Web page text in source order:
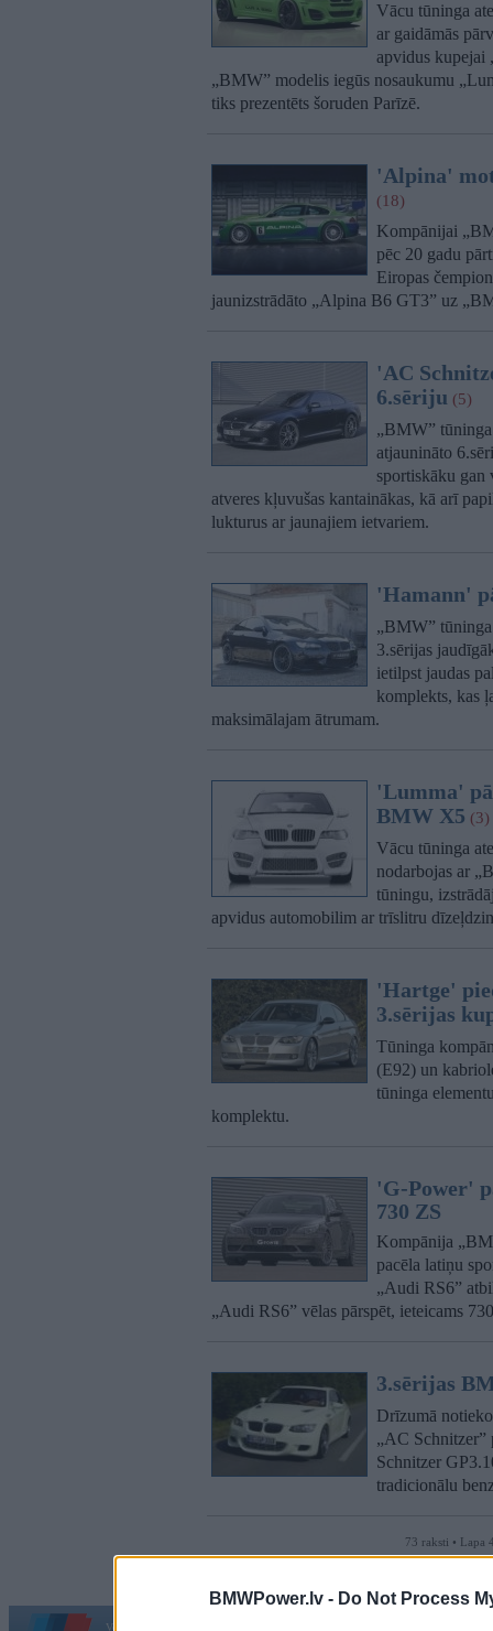
BMWPower.lv - Do Not Process
Vācu tūninga
ar gaidāmās
apvidus kupejai
„BMW” modelis iegūs nosaukumu
tiks prezentēts šoruden Parīzē.
'Alpina'
(18)
Kompānijai
pēc 20 gadu
Eiropas
jaunizstrādāto „Alpina B6 GT3” uz
'AC
6.sēriju (5)
„BMW”
atjaunināto
sportiskāku gan
atveres kļuvušas kantainākas, kā arī
lukturus ar jaunajiem ietvariem.
'Hamann'
„BMW”
3.sērijas
ietilpst jaudas
komplekts, kas
maksimālajam ātrumam.
'Lumma'
BMW X5 (3)
Vācu tūninga
nodarbojas ar
tūningu,
apvidus automobilim ar trīslitru
'Hartge'
3.sērijas
Tūninga
(E92) un
tūninga
komplektu.
'G-Power'
730 ZS
Kompānija
pacēla latiņu
„Audi RS6”
„Audi RS6” vēlas pārspēt, ieteicams
3.sērijas
Drīzumā
„AC Schnitzer”
Schnitzer
tradicionālu
73 raksti • Lapa
Vortāls BMWPower.lv darbojas